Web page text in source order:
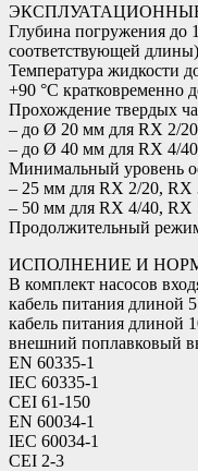
Глубина погружения до
соответствующей длины)
Температура жидкости
+90 °C кратковременно
Прохождение твердых
– до Ø 20 мм для RX 2/
– до Ø 40 мм для RX 4/
Минимальный уровень
– 25 мм для RX 2/20, RX
– 50 мм для RX 4/40, RX
Продолжительный режим
ИСПОЛНЕНИЕ И
В комплект насосов
кабель питания длиной
кабель питания длиной
внешний поплавковый
EN 60335-1
IEC 60335-1
CEI 61-150
EN 60034-1
IEC 60034-1
CEI 2-3